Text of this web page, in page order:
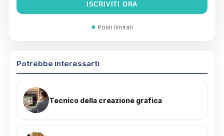
ISCRIVITI ORA
● Posti limitati
Potrebbe interessarti
Tecnico della creazione grafica